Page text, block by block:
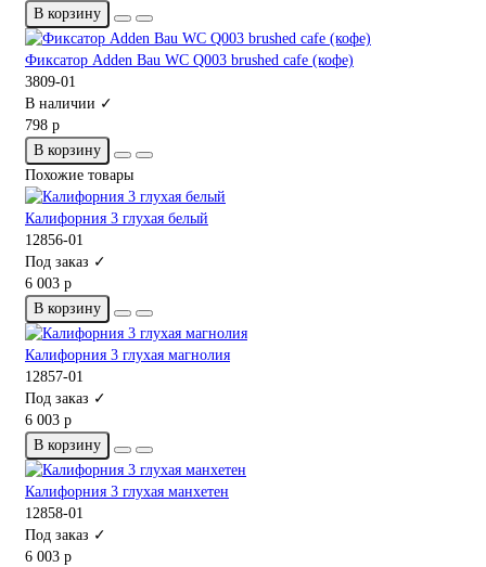
В корзину
Фиксатор Adden Bau WC Q003 brushed cafe (кофе)
3809-01
В наличии ✓
798 р
В корзину
Похожие товары
Калифорния 3 глухая белый
12856-01
Под заказ ✓
6 003 р
В корзину
Калифорния 3 глухая магнолия
12857-01
Под заказ ✓
6 003 р
В корзину
Калифорния 3 глухая манхетен
12858-01
Под заказ ✓
6 003 р